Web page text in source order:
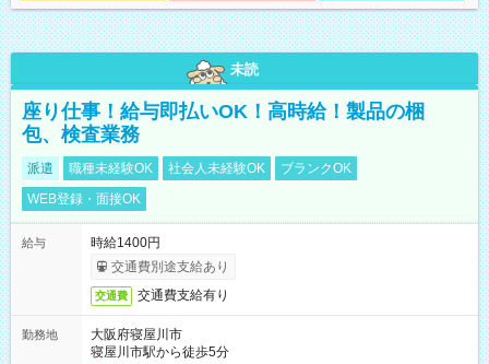
未読
座り仕事！給与即払いOK！高時給！製品の梱
包、検査業務
派遣 職種未経験OK 社会人未経験OK
ブランクOK
WEB登録・面接OK
給与
時給1400円
交通費別途支給あり
交通費 交通費支給有り
勤務地
大阪府寝屋川市
寝屋川市駅から徒歩5分